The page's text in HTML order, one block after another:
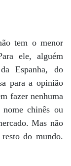
tem o menor
ele, alguém
Espanha, do
para a opinião
fazer nenhuma
chinês ou
Mas não
do mundo.